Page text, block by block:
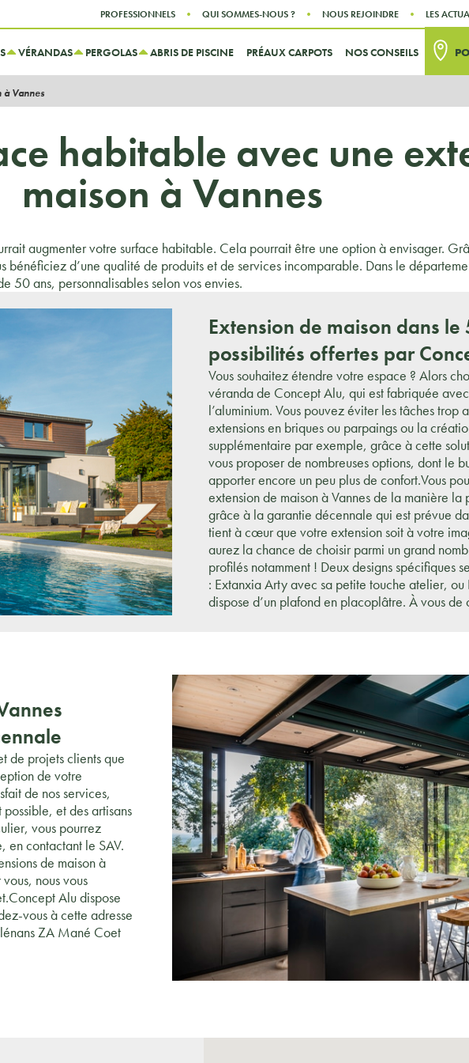
Aller au menu
Aller au contenu
PROFESSIONNELS QUI SOMMES-NOUS ? NOUS REJOINDRE LES
VÉRANDAS PERGOLAS ABRIS DE PISCINE PRÉAUX CARPOTS NOS CONSEILS
à Vannes
habitable avec une
maison à Vannes
augmenter votre surface habitable. Cela pourrait être une option à envisager.
bénéficiez d’une qualité de produits et de services incomparable. Dans le
50 ans, personnalisables selon vos envies.
Extension de maison dans le
possibilités offertes par
Vous souhaitez étendre votre espace ? Alors
véranda de Concept Alu, qui est fabriquée
l’aluminium. Vous pouvez éviter les tâches trop
extensions en briques ou parpaings ou la
supplémentaire par exemple, grâce à cette
vous proposer de nombreuses options, dont le
apporter encore un peu plus de confort.Vous
extension de maison à Vannes de la manière la
grâce à la garantie décennale qui est prévue
tient à cœur que votre extension soit à votre
aurez la chance de choisir parmi un grand
profilés notamment ! Deux designs spécifiques
: Extanxia Arty avec sa petite touche atelier,
dispose d’un plafond en placoplâtre. À vous de
de projets clients que
de votre
de nos services,
et des artisans
vous pourrez
en contactant le SAV.
de maison à
nous vous
Alu dispose
vous à cette adresse
ZA Mané Coet